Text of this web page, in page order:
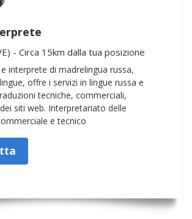
- Circa 15km dalla tua posizione
interprete di madrelingua russa,
offre i servizi in lingue russa e
tecniche, commerciali,
siti web. Interpretariato delle
e tecnico